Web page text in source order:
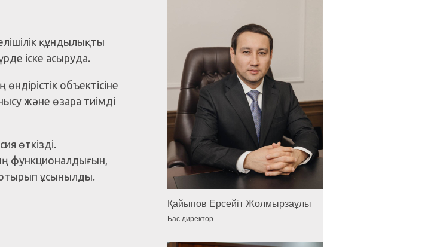
құндылықты
іске асыруда.
объектісіне
және өзара тиімді
өткізді.
функционалдығын,
отырып ұсынылды.
Қайыпов Ерсейіт Жолмырзаұлы
Бас директор